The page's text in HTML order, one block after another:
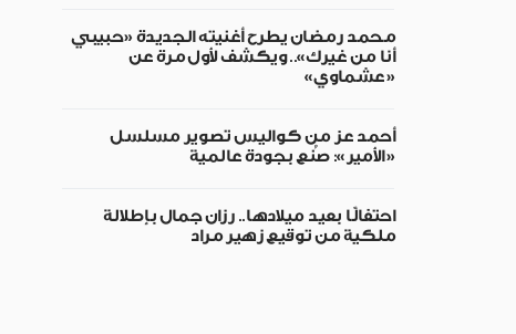
محمد رمضان يطرح أغنيته الجديدة «حبيبي
أنا من غيرك».. ويكشف لأول مرة عن
«عشماوي»
أحمد عز من كواليس تصوير مسلسل
«الأمير»: صُنع بجودة عالمية
احتفالًا بعيد ميلادها.. رزان جمال بإطلالة
ملكية من توقيع زهير مراد